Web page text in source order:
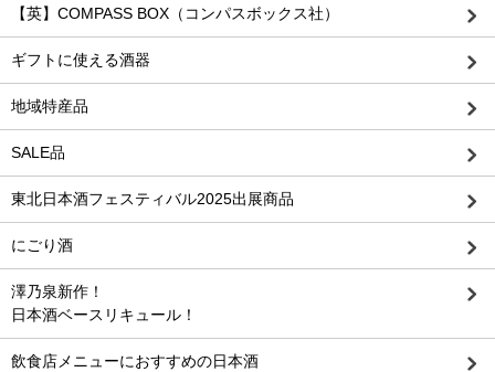
【英】COMPASS BOX（コンパスボックス社）
ギフトに使える酒器
地域特産品
SALE品
東北日本酒フェスティバル2025出展商品
にごり酒
澤乃泉新作！
日本酒ベースリキュール！
飲食店メニューにおすすめの日本酒